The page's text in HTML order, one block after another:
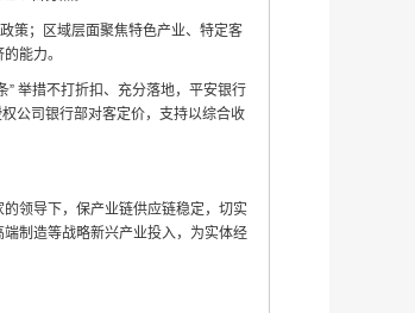
策；区域层面聚焦特色产业、特定客
能力。
举措不打折扣、充分落地，平安银行
公司银行部对客定价，支持以综合收
领导下，保产业链供应链稳定，切实
制造等战略新兴产业投入，为实体经